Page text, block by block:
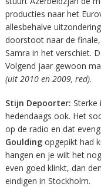
producties naar het
allesbehalve
doorstoot naar de
Samra in het verschiet.
Volgend jaar gewoon
(uit 2010 en 2009, red).
Stijn Depoorter: Sterke
hedendaags ook. Het
op de radio en dat
Gouldingopgepikt had
hangen en je wilt het
even goed klinkt, dan
eindigen in Stockholm.